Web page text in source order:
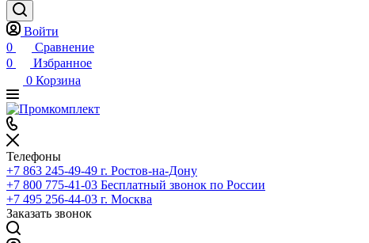
Войти
0
Сравнение
0
Избранное
0 Корзина
Телефоны
+7 863 245-49-49 г. Ростов-на-Дону
+7 800 775-41-03 Бесплатный звонок по России
+7 495 256-44-03 г. Москва
Заказать звонок